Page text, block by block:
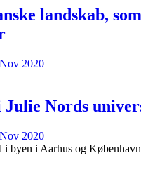
landskab, som
2020
Nords
2020
byen i Aarhus og København